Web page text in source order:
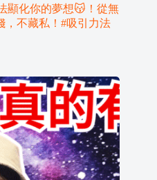
顯化你的夢想😽！從無
，不藏私！#吸引力法